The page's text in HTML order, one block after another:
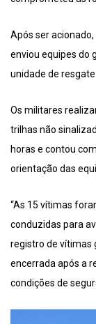
Após ser
enviou equipes do
unidade de
Os militares
trilhas não
horas e contou
orientação das
“As 15 vítimas
conduzidas para
registro de vítimas
encerrada após a
condições de